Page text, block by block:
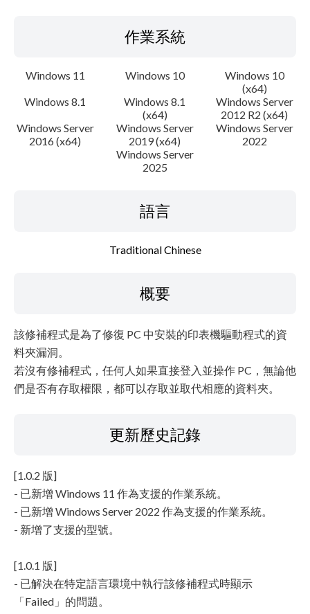
作業系統
Windows 11 Windows 10
Windows 10
(x64)
Windows 8.1
Windows 8.1
(x64)
Windows Server
2012 R2 (x64)
Windows Server
2016 (x64)
Windows Server
2019 (x64)
Windows Server
2022
Windows Server
2025
語言
Traditional Chinese
概要
該修補程式是為了修復 PC 中安裝的印表機驅動程式的資
料夾漏洞。
若沒有修補程式，任何人如果直接登入並操作 PC，無論他
們是否有存取權限，都可以存取並取代相應的資料夾。
更新歷史記錄
[1.0.2 版]
- 已新增 Windows 11 作為支援的作業系統。
- 已新增 Windows Server 2022 作為支援的作業系統。
- 新增了支援的型號。
[1.0.1 版]
- 已解決在特定語言環境中執行該修補程式時顯示
「Failed」的問題。